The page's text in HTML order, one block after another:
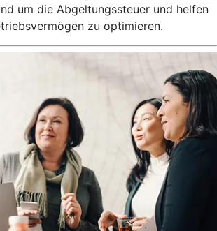
um die Abgeltungssteuer und helfen
zu optimieren.